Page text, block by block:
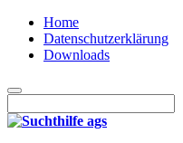
Home
Datenschutzerklärung
Downloads